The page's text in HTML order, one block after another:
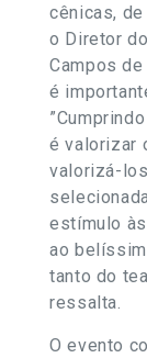
cênicas,
o Diretor
Campos
é
é valorizar
valorizá-
estímulo
ao
tanto do
ressalta.
O evento